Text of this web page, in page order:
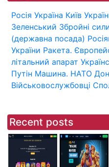
Росія Україна Київ
Зеленський Збройні
(державна посада)
України Ракета.
літальний апарат
Путін Машина. НАТО
Військовослужбовці
Recent posts